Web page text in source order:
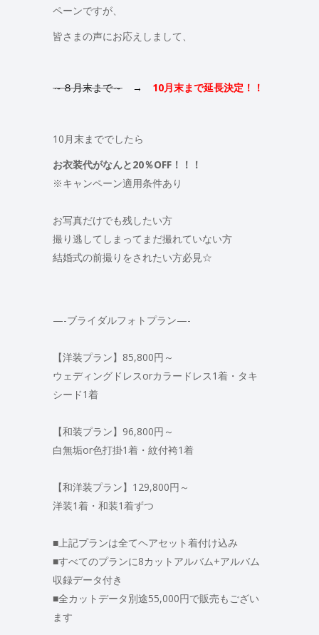
ペーンですが、
皆さまの声にお応えしまして、
～８月末まで～ → 10月末まで延長決定！！
10月末まででしたら
お衣装代がなんと20％OFF！！！
※キャンペーン適用条件あり
お写真だけでも残したい方
撮り逃してしまってまだ撮れていない方
結婚式の前撮りをされたい方必見☆
—-ブライダルフォトプラン—-
【洋装プラン】85,800円～
ウェディングドレスorカラードレス1着・タキ
シード1着
【和装プラン】96,800円～
白無垢or色打掛1着・紋付袴1着
【和洋装プラン】129,800円～
洋装1着・和装1着ずつ
■上記プランは全てヘアセット着付け込み
■すべてのプランに8カットアルバム+アルバム
収録データ付き
■全カットデータ別途55,000円で販売もござい
ます